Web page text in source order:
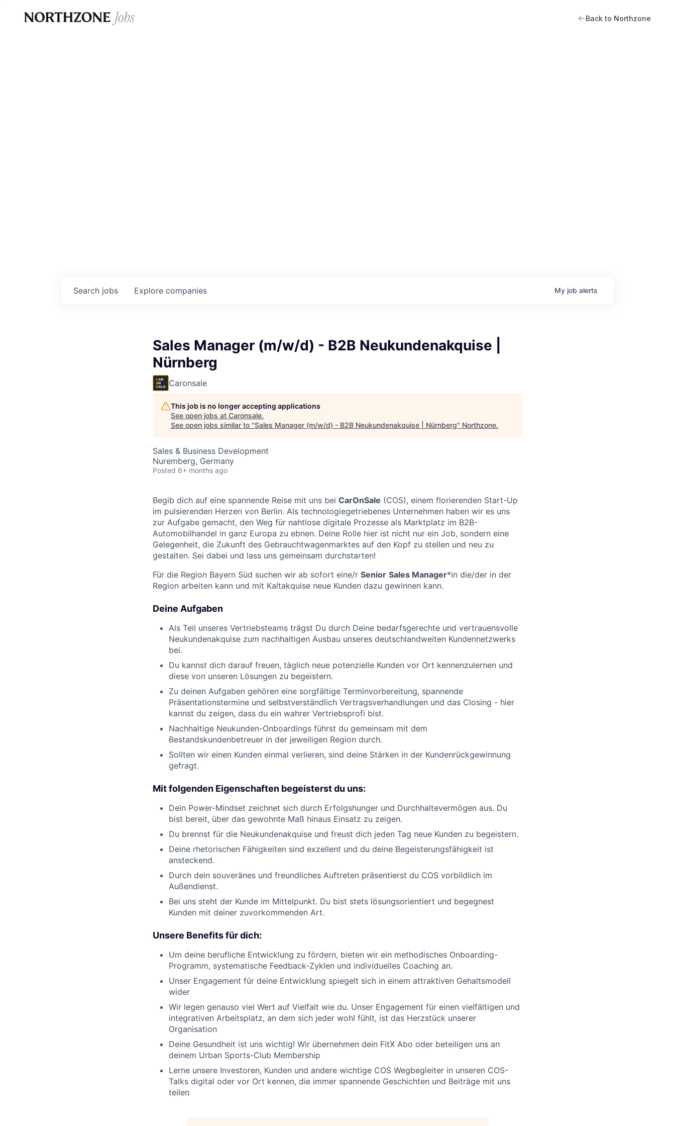
Back to Northzone
Search jobs Explore companies My job alerts
Sales Manager (m/w/d) - B2B Neukundenakquise |
Nürnberg
Caronsale
This job is no longer accepting applications
See open jobs at Caronsale.
See open jobs similar to "Sales Manager (m/w/d) - B2B Neukundenakquise | Nürnberg" Northzone.
Sales & Business Development
Nuremberg, Germany
Posted 6+ months ago
Begib dich auf eine spannende Reise mit uns bei CarOnSale (COS), einem florierenden Start-Up
im pulsierenden Herzen von Berlin. Als technologiegetriebenes Unternehmen haben wir es uns
zur Aufgabe gemacht, den Weg für nahtlose digitale Prozesse als Marktplatz im B2B-
Automobilhandel in ganz Europa zu ebnen. Deine Rolle hier ist nicht nur ein Job, sondern eine
Gelegenheit, die Zukunft des Gebrauchtwagenmarktes auf den Kopf zu stellen und neu zu
gestalten. Sei dabei und lass uns gemeinsam durchstarten!
Für die Region Bayern Süd suchen wir ab sofort eine/r Senior Sales Manager*in die/der in der
Region arbeiten kann und mit Kaltakquise neue Kunden dazu gewinnen kann.
Deine Aufgaben
Als Teil unseres Vertriebsteams trägst Du durch Deine bedarfsgerechte und vertrauensvolle
Neukundenakquise zum nachhaltigen Ausbau unseres deutschlandweiten Kundennetzwerks
bei.
Du kannst dich darauf freuen, täglich neue potenzielle Kunden vor Ort kennenzulernen und
diese von unseren Lösungen zu begeistern.
Zu deinen Aufgaben gehören eine sorgfältige Terminvorbereitung, spannende
Präsentationstermine und selbstverständlich Vertragsverhandlungen und das Closing - hier
kannst du zeigen, dass du ein wahrer Vertriebsprofi bist.
Nachhaltige Neukunden-Onboardings führst du gemeinsam mit dem
Bestandskundenbetreuer in der jeweiligen Region durch.
Sollten wir einen Kunden einmal verlieren, sind deine Stärken in der Kundenrückgewinnung
gefragt.
Mit folgenden Eigenschaften begeisterst du uns:
Dein Power-Mindset zeichnet sich durch Erfolgshunger und Durchhaltevermögen aus. Du
bist bereit, über das gewohnte Maß hinaus Einsatz zu zeigen.
Du brennst für die Neukundenakquise und freust dich jeden Tag neue Kunden zu begeistern.
Deine rhetorischen Fähigkeiten sind exzellent und du deine Begeisterungsfähigkeit ist
ansteckend.
Durch dein souveränes und freundliches Auftreten präsentierst du COS vorbildlich im
Außendienst.
Bei uns steht der Kunde im Mittelpunkt. Du bist stets lösungsorientiert und begegnest
Kunden mit deiner zuvorkommenden Art.
Unsere Benefits für dich:
Um deine berufliche Entwicklung zu fördern, bieten wir ein methodisches Onboarding-
Programm, systematische Feedback-Zyklen und individuelles Coaching an.
Unser Engagement für deine Entwicklung spiegelt sich in einem attraktiven Gehaltsmodell
wider
Wir legen genauso viel Wert auf Vielfalt wie du. Unser Engagement für einen vielfältigen und
integrativen Arbeitsplatz, an dem sich jeder wohl fühlt, ist das Herzstück unserer
Organisation
Deine Gesundheit ist uns wichtig! Wir übernehmen dein FitX Abo oder beteiligen uns an
deinem Urban Sports-Club Membership
Lerne unsere Investoren, Kunden und andere wichtige COS Wegbegleiter in unseren COS-
Talks digital oder vor Ort kennen, die immer spannende Geschichten und Beiträge mit uns
teilen